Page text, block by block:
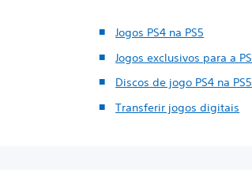
Jogos PS4 na PS5
Jogos exclusivos para a
Discos de jogo PS4 na PS5
Transferir jogos digitais